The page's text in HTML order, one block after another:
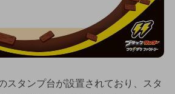
スタンプ台が設置されており、スタ